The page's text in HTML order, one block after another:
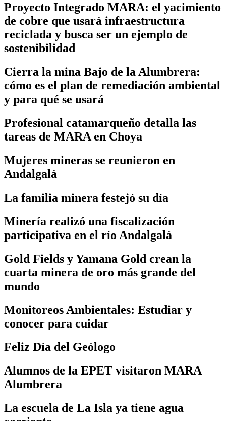
Proyecto Integrado MARA: el yacimiento
de cobre que usará infraestructura
reciclada y busca ser un ejemplo de
sostenibilidad
Cierra la mina Bajo de la Alumbrera:
cómo es el plan de remediación ambiental
y para qué se usará
Profesional catamarqueño detalla las
tareas de MARA en Choya
Mujeres mineras se reunieron en
Andalgalá
La familia minera festejó su día
Minería realizó una fiscalización
participativa en el río Andalgalá
Gold Fields y Yamana Gold crean la
cuarta minera de oro más grande del
mundo
Monitoreos Ambientales: Estudiar y
conocer para cuidar
Feliz Día del Geólogo
Alumnos de la EPET visitaron MARA
Alumbrera
La escuela de La Isla ya tiene agua